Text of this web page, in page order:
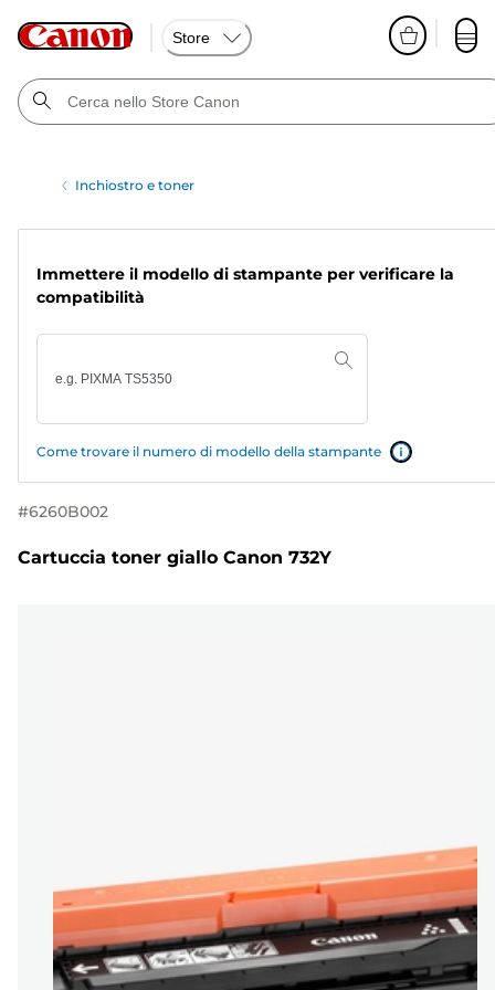
Store
Inchiostro e toner
Immettere il modello di stampante per verificare la
compatibilità
Come trovare il numero di modello della stampante
#6260B002
Cartuccia toner giallo Canon 732Y